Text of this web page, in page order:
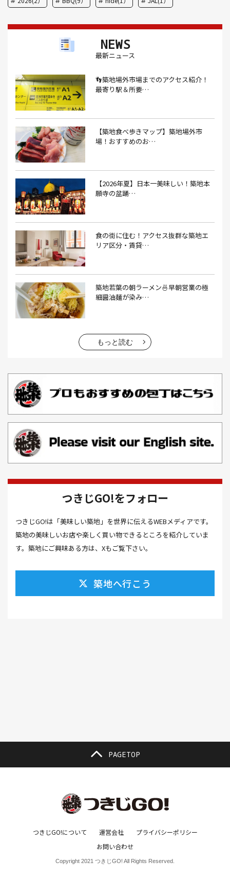
アイスクリーム(1） アイスクリーム店(1）
アジフライ(1） アド街(3）
あなごめし(1） アパート探し(1） アルバイト(1）
アンテナショップ(1）
いくら(1） イタリアン(6） イタリアンバル(1）
イタリアンレストラン(1） イタリアン料理(4）
イチゴジャム(1） イベント(9）
イベント2026(1） いわし(1） ウェットティッシュ(1）
うなぎ(10） うなぎ屋(2）
うな重(2） うに(4） エコバッグ(1）
エコバッグ おしゃれ(1） エコバッグ 折りたたみ(1）
エビフライ(3） おかゆ(1）
おでん(4） おにぎり(4）
お刺身(1） お参り(1） お困りごと解決(1）
お土産(14） お土産屋(1）
お寿司(2） お弁当(9）
お正月料理(20）
お汁粉 レシピ(1）
お肉(2） お花見(2） お茶(1） お雑煮(1）
お風呂(1） お餅(1） お魚捌き教室(1） かき氷(3）
カシューナッツ(2） カツオ 食べ方(1）
カツオのたたき(1） カツカレー(2） カニ(7）
カフェラテ(1） かまぼこ(1）
カラスミ(1） カルパッチョ(1） カレー(5）
ギフト(6） キムチ レシピ(1）
ゴミ箱(1） コラボ(1） コロッケ(1）
さらしなの里(1） サンタクロース(1）
シェアハウス(1）
ジャズ(2） ジャム(1）
NEWS
最新ニュース
👣築地場外市場までのアクセス紹介！
最寄り駅＆所要…
【築地食べ歩きマップ】築地場外市
場！おすすめのお…
【2026年夏】日本一美味しい！築地本
願寺の盆踊…
食の街に住む！アクセス抜群な築地エ
リア区分・賃貸…
築地若葉の朝ラーメン🍜早朝営業の極
細醤油麺が染み…
もっと読む
つきじGO!をフォロー
つきじGO!は「美味しい築地」を世界に伝えるWEBメディアです。
築地の美味しいお店や楽しく買い物できるところを紹介していま
す。築地にご興味ある方は、Xもご覧下さい。
築地へ行こう
PAGETOP
つきじGO!について 運営会社
プライバシーポリシー
お問い合わせ
Copyright 2021 つきじGO! All Rights Reserved.